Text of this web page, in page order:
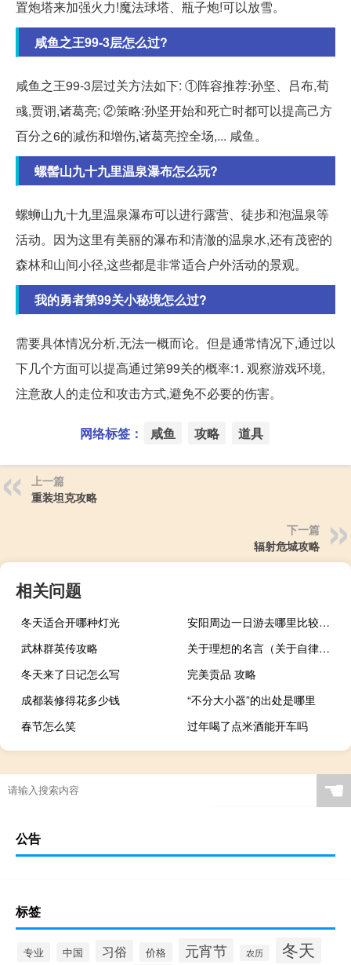
置炮塔来加强火力!魔法球塔、瓶子炮!可以放雪。
咸鱼之王99-3层怎么过?
咸鱼之王99-3层过关方法如下: ①阵容推荐:孙坚、吕布,荀
彧,贾诩,诸葛亮; ②策略:孙坚开始和死亡时都可以提高己方
百分之6的减伤和增伤,诸葛亮控全场,... 咸鱼。
螺髻山九十九里温泉瀑布怎么玩?
螺蛳山九十九里温泉瀑布可以进行露营、徒步和泡温泉等
活动。因为这里有美丽的瀑布和清澈的温泉水,还有茂密的
森林和山间小径,这些都是非常适合户外活动的景观。
我的勇者第99关小秘境怎么过?
需要具体情况分析,无法一概而论。但是通常情况下,通过以
下几个方面可以提高通过第99关的概率:1. 观察游戏环境,
注意敌人的走位和攻击方式,避免不必要的伤害。
网络标签： 咸鱼 攻略 道具
上一篇
重装坦克攻略
下一篇
辐射危城攻略
相关问题
冬天适合开哪种灯光
安阳周边一日游去哪里比较好玩
武林群英传攻略
关于理想的名言（关于自律的名言）
冬天来了日记怎么写
完美贡品 攻略
成都装修得花多少钱
“不分大小器”的出处是哪里
春节怎么笑
过年喝了点米酒能开车吗
☚
公告
标签
专业 中国 习俗 价格 元宵节 农历 冬天